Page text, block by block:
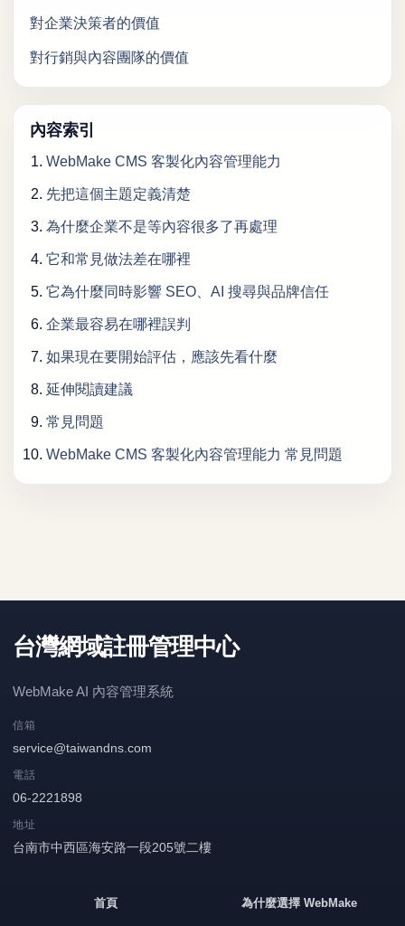
對企業決策者的價值
對行銷與內容團隊的價值
內容索引
WebMake CMS 客製化內容管理能力
先把這個主題定義清楚
為什麼企業不是等內容很多了再處理
它和常見做法差在哪裡
它為什麼同時影響 SEO、AI 搜尋與品牌信任
企業最容易在哪裡誤判
如果現在要開始評估，應該先看什麼
延伸閱讀建議
常見問題
WebMake CMS 客製化內容管理能力 常見問題
台灣網域註冊管理中心
WebMake AI 內容管理系統
信箱
service@taiwandns.com
電話
06-2221898
地址
台南市中西區海安路一段205號二樓
首頁 為什麼選擇 WebMake